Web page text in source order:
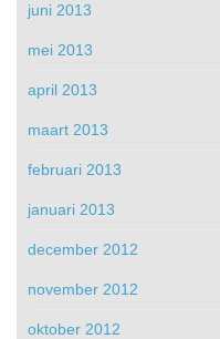
juni 2013
mei 2013
april 2013
maart 2013
februari 2013
januari 2013
december 2012
november 2012
oktober 2012